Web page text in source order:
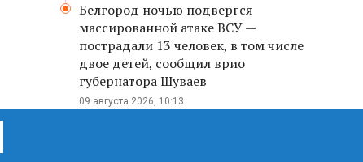
Белгород ночью подвергся
массированной атаке ВСУ —
пострадали 13 человек, в том числе
двое детей, сообщил врио
губернатора Шуваев
09 августа 2026, 10:13